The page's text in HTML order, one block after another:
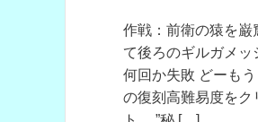
作戦：前衛の猿を巌
て後ろのギルガメッ
何回か失敗 どーも
の復刻高難易度をク